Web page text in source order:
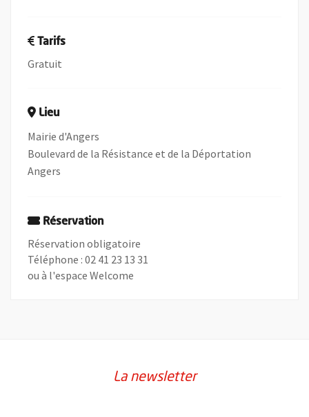
Tarifs
Gratuit
Lieu
Mairie d'Angers
Boulevard de la Résistance et de la Déportation
Angers
Réservation
Réservation obligatoire
Téléphone : 02 41 23 13 31
ou à l'espace Welcome
La newsletter